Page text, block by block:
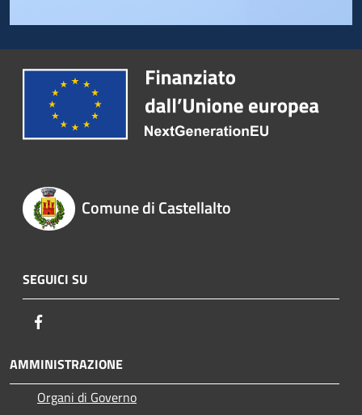
Comune di Castellalto
SEGUICI SU
AMMINISTRAZIONE
Organi di Governo